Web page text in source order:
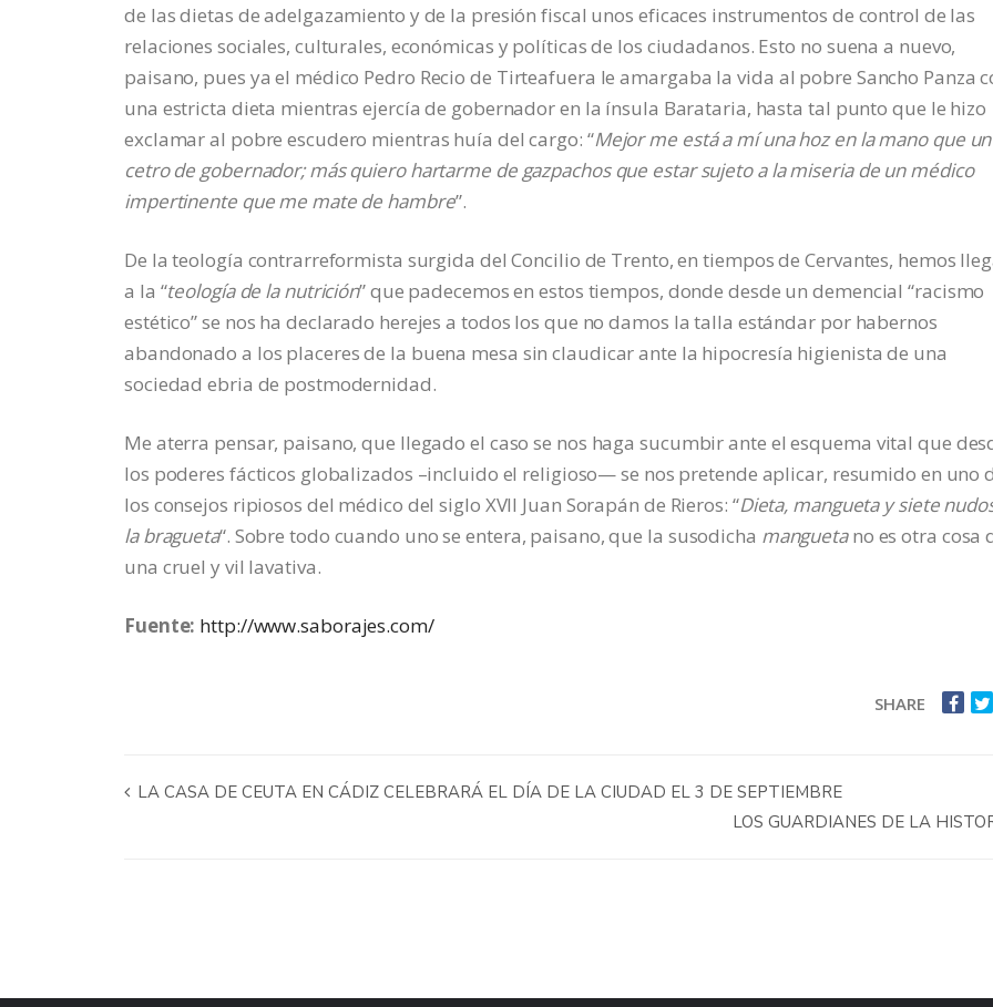
de las dietas de adelgazamiento y de la presión fiscal unos eficaces instrumentos de control de las
relaciones sociales, culturales, económicas y políticas de los ciudadanos. Esto no suena a nuevo,
paisano, pues ya el médico Pedro Recio de Tirteafuera le amargaba la vida al pobre Sancho Panza
una estricta dieta mientras ejercía de gobernador en la ínsula Barataria, hasta tal punto que le hizo
exclamar al pobre escudero mientras huía del cargo: “Mejor me está a mí una hoz en la mano que un
cetro de gobernador; más quiero hartarme de gazpachos que estar sujeto a la miseria de un médico
impertinente que me mate de hambre”.
De la teología contrarreformista surgida del Concilio de Trento, en tiempos de Cervantes, hemos
a la “teología de la nutrición” que padecemos en estos tiempos, donde desde un demencial “racismo
estético” se nos ha declarado herejes a todos los que no damos la talla estándar por habernos
abandonado a los placeres de la buena mesa sin claudicar ante la hipocresía higienista de una
sociedad ebria de postmodernidad.
Me aterra pensar, paisano, que llegado el caso se nos haga sucumbir ante el esquema vital que
los poderes fácticos globalizados –incluido el religioso— se nos pretende aplicar, resumido en uno
los consejos ripiosos del médico del siglo XVII Juan Sorapán de Rieros: “Dieta, mangueta y siete
la bragueta“. Sobre todo cuando uno se entera, paisano, que la susodicha manguetano es otra cosa
una cruel y vil lavativa.
Fuente: http://www.saborajes.com/
SHARE
LA CASA DE CEUTA EN CÁDIZ CELEBRARÁ EL DÍA DE LA CIUDAD EL 3 DE SEPTIEMBRE
LOS GUARDIANES DE LA